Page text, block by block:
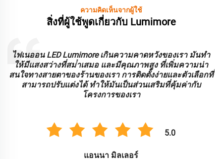
ความคิดเห็นจากผู้ใช้
สิ่งที่ผู้ใช้พูดเกี่ยวกับ Lumimore
ไฟเนออน LED Lumimore เกินความคาดหวังของเรา มันทํา
ให้มีแสงสว่างที่สม่ําเสมอ และมีคุณภาพสูง ที่เพิ่มความน่า
สนใจทางสายตาของร้านของเรา การติดตั้งง่ายและตัวเลือกที่
สามารถปรับแต่งได้ ทําให้มันเป็นส่วนเสริมที่คุ้มค่ากับ
โครงการของเรา
5.0
แอนนา มิลเลอร์